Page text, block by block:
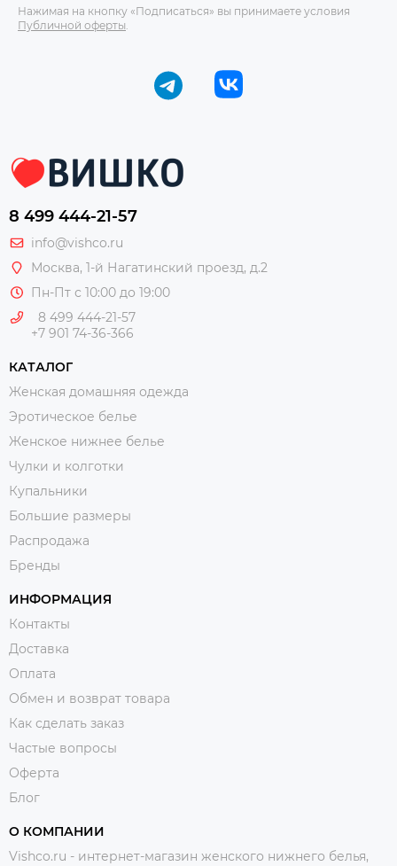
Нажимая на кнопку «Подписаться» вы принимаете условия
Публичной оферты
8 499 444-21-57
info@vishco.ru
Москва, 1-й Нагатинский проезд, д.2
Пн-Пт с 10:00 до 19:00
8 499 444-21-57
+7 901 74-36-366
КАТАЛОГ
Женская домашняя одежда
Эротическое белье
Женское нижнее белье
Чулки и колготки
Купальники
Большие размеры
Распродажа
Бренды
ИНФОРМАЦИЯ
Контакты
Доставка
Оплата
Обмен и возврат товара
Как сделать заказ
Частые вопросы
Оферта
Блог
О КОМПАНИИ
Vishco.ru - интернет-магазин женского нижнего белья,